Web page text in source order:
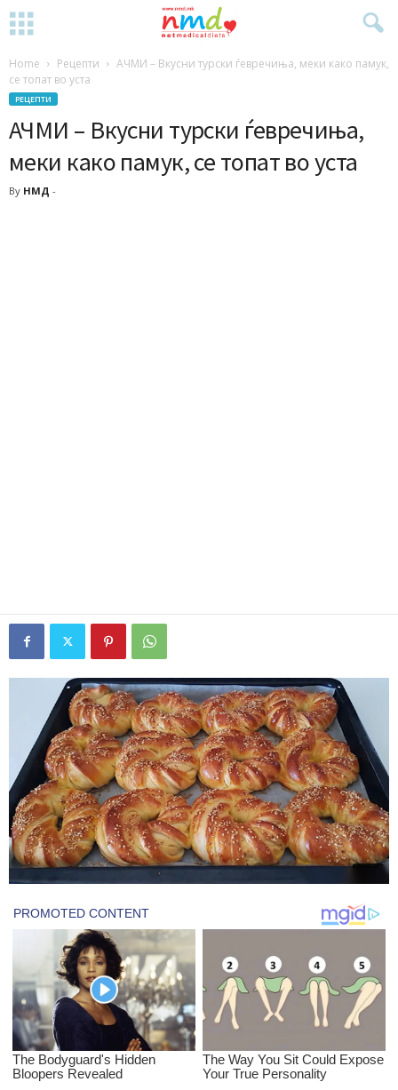
Home Рецепти
АЧМИ – Вкусни турски ѓевречиња, меки како памук,
се топат во уста
РЕЦЕПТИ
АЧМИ – Вкусни турски ѓевречиња,
меки како памук, се топат во уста
By НМД -